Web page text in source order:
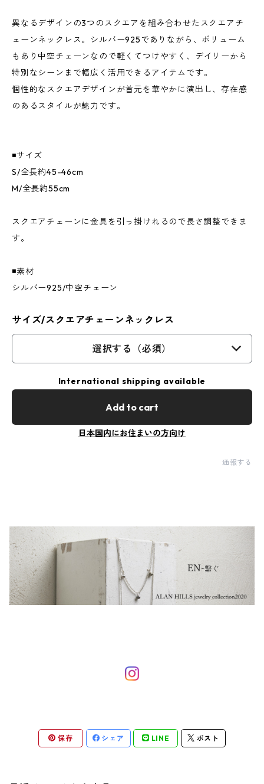
異なるデザインの3つのスクエアを組み合わせたスクエアチ
ェーンネックレス。シルバー925でありながら、ボリューム
もあり中空チェーンなので軽くてつけやすく、デイリーから
特別なシーンまで幅広く活用できるアイテムです。
個性的なスクエアデザインが首元を華やかに演出し、存在感
のあるスタイルが魅力です。
◾️サイズ
S/全長約45-46cm
M/全長約55cm
スクエアチェーンに金具を引っ掛けれるので長さ調整できま
す。
◾️素材
シルバー925/中空チェーン
サイズ/スクエアチェーンネックレス
選択する（必須）
International shipping available
Add to cart
日本国内にお住まいの方向け
通報する
保存 シェア LINE ポスト